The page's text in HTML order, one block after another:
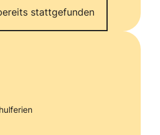
stattgefunden